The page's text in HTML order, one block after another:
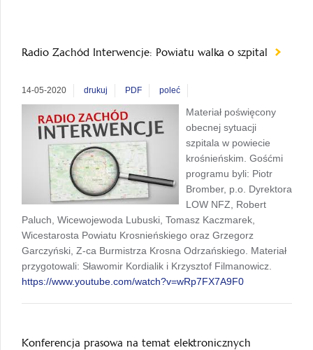
Radio Zachód Interwencje: Powiatu walka o szpital
14-05-2020 drukuj PDF poleć
Materiał poświęcony
obecnej sytuacji
szpitala w powiecie
krośnieńskim. Gośćmi
programu byli: Piotr
Bromber, p.o. Dyrektora
LOW NFZ, Robert
Paluch, Wicewojewoda Lubuski, Tomasz Kaczmarek,
Wicestarosta Powiatu Krosnieńskiego oraz Grzegorz
Garczyński, Z-ca Burmistrza Krosna Odrzańskiego. Materiał
przygotowali: Sławomir Kordialik i Krzysztof Filmanowicz.
https://www.youtube.com/watch?v=wRp7FX7A9F0
Konferencja prasowa na temat elektronicznych